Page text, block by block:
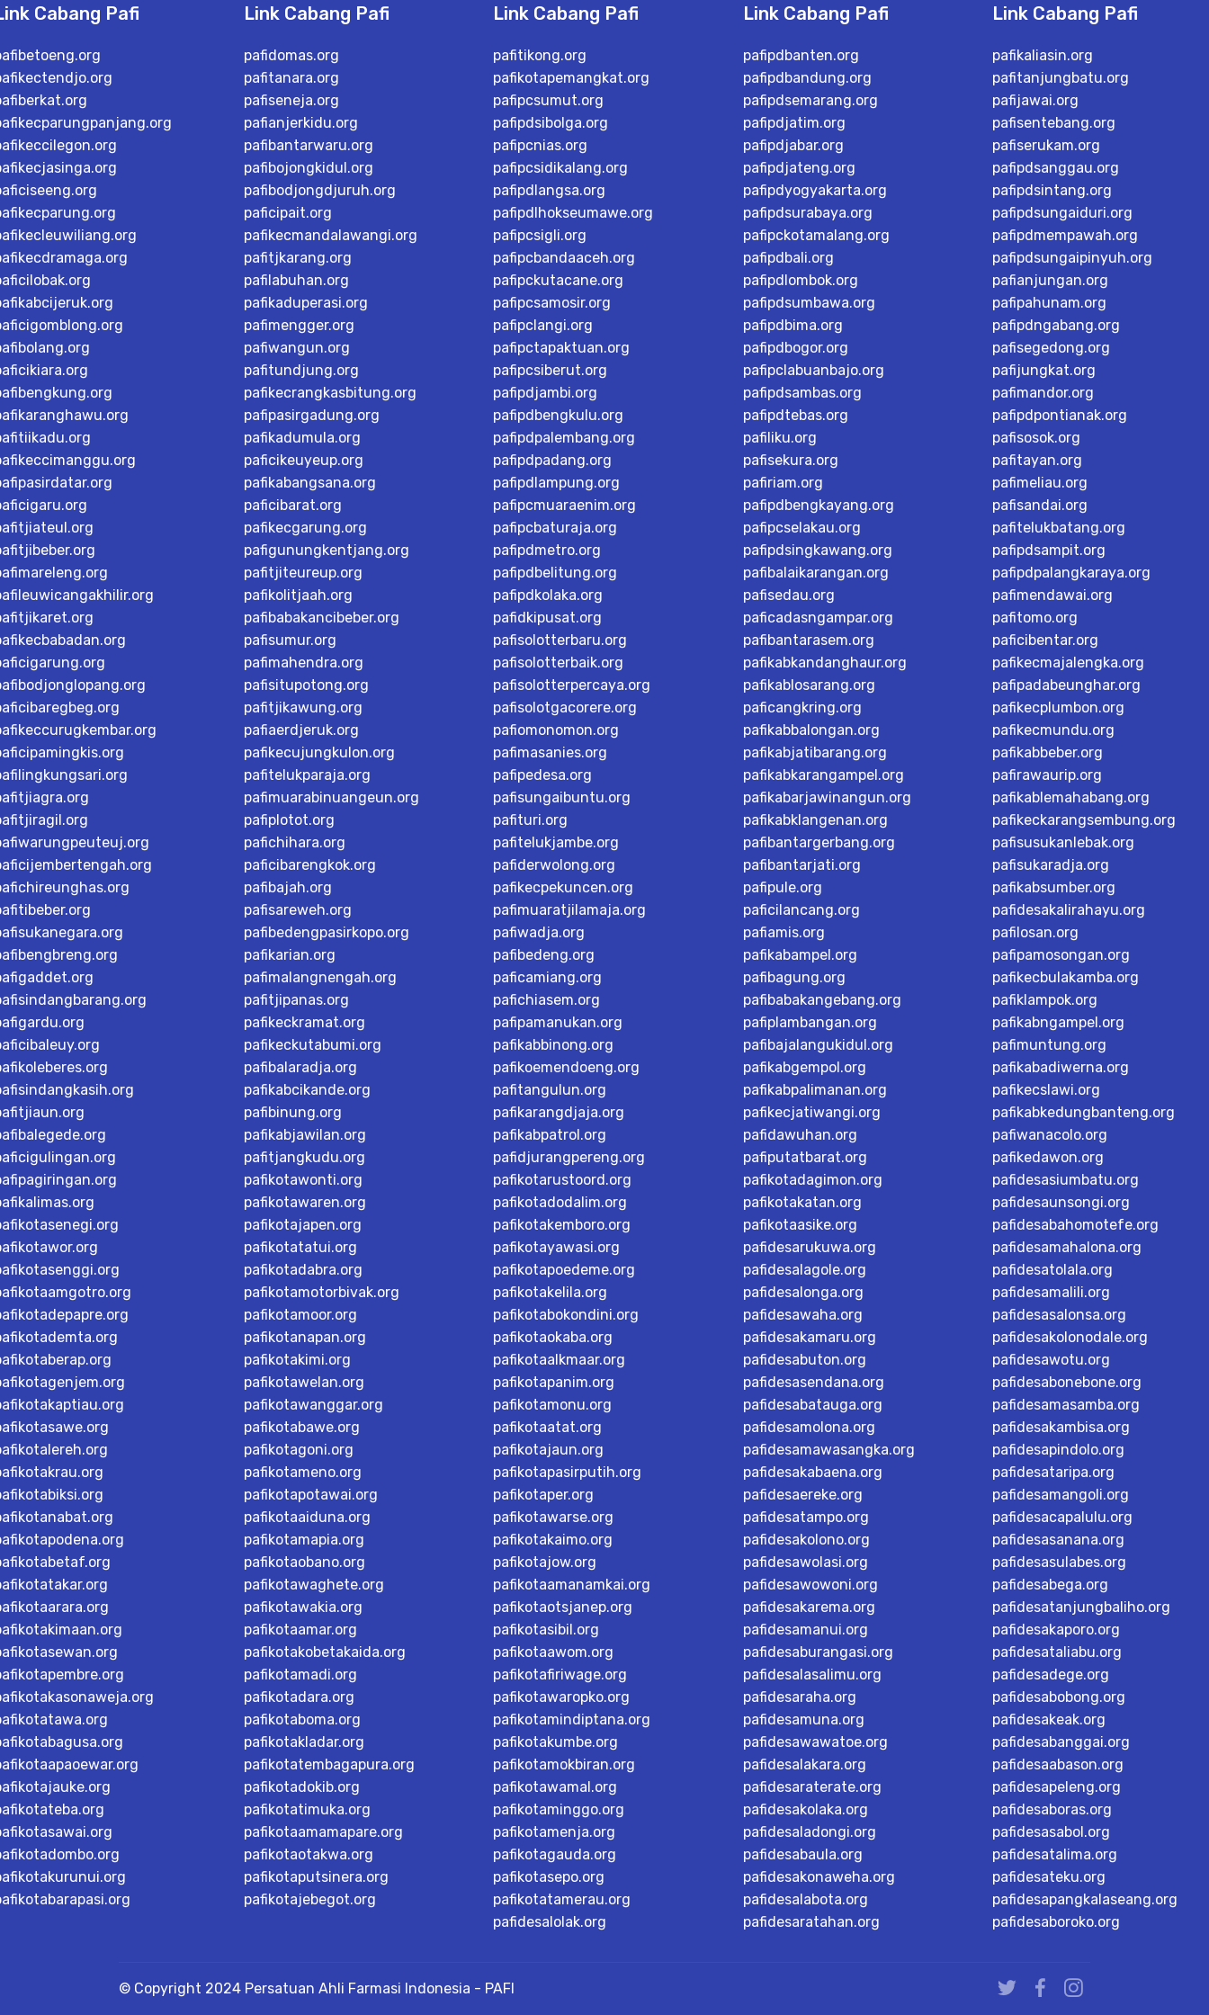
Cabang Pafi Link Cabang Pafi
pafidomas.org
pafitanara.org
pafiseneja.org
pafianjerkidu.org
pafibantarwaru.org
pafibojongkidul.org
pafibodjongdjuruh.org
paficipait.org
pafikecmandalawangi.org
pafitjkarang.org
pafilabuhan.org
pafikaduperasi.org
pafimengger.org
pafiwangun.org
pafitundjung.org
pafikecrangkasbitung.org
pafipasirgadung.org
pafikadumula.org
paficikeuyeup.org
pafikabangsana.org
paficibarat.org
pafikecgarung.org
pafigunungkentjang.org
pafitjiteureup.org
pafikolitjaah.org
pafibabakancibeber.org
pafisumur.org
pafimahendra.org
pafisitupotong.org
pafitjikawung.org
pafiaerdjeruk.org
pafikecujungkulon.org
pafitelukparaja.org
pafimuarabinuangeun.org
pafiplotot.org
pafichihara.org
paficibarengkok.org
pafibajah.org
pafisareweh.org
pafibedengpasirkopo.org
pafikarian.org
pafimalangnengah.org
pafitjipanas.org
pafikeckramat.org
pafikeckutabumi.org
pafibalaradja.org
pafikabcikande.org
pafibinung.org
pafikabjawilan.org
pafitjangkudu.org
pafikotawonti.org
pafikotawaren.org
pafikotajapen.org
pafikotatatui.org
pafikotadabra.org
pafikotamotorbivak.org
pafikotamoor.org
pafikotanapan.org
pafikotakimi.org
pafikotawelan.org
pafikotawanggar.org
pafikotabawe.org
pafikotagoni.org
pafikotameno.org
pafikotapotawai.org
pafikotaaiduna.org
pafikotamapia.org
pafikotaobano.org
pafikotawaghete.org
pafikotawakia.org
pafikotaamar.org
pafikotakobetakaida.org
pafikotamadi.org
pafikotadara.org
pafikotaboma.org
pafikotakladar.org
pafikotatembagapura.org
pafikotadokib.org
pafikotatimuka.org
pafikotaamamapare.org
pafikotaotakwa.org
pafikotaputsinera.org
pafikotajebegot.org
Link Cabang Pafi
pafitikong.org
pafikotapemangkat.org
pafipcsumut.org
pafipdsibolga.org
pafipcnias.org
pafipcsidikalang.org
pafipdlangsa.org
pafipdlhokseumawe.org
pafipcsigli.org
pafipcbandaaceh.org
pafipckutacane.org
pafipcsamosir.org
pafipclangi.org
pafipctapaktuan.org
pafipcsiberut.org
pafipdjambi.org
pafipdbengkulu.org
pafipdpalembang.org
pafipdpadang.org
pafipdlampung.org
pafipcmuaraenim.org
pafipcbaturaja.org
pafipdmetro.org
pafipdbelitung.org
pafipdkolaka.org
pafidkipusat.org
pafisolotterbaru.org
pafisolotterbaik.org
pafisolotterpercaya.org
pafisolotgacorere.org
pafiomonomon.org
pafimasanies.org
pafipedesa.org
pafisungaibuntu.org
pafituri.org
pafitelukjambe.org
pafiderwolong.org
pafikecpekuncen.org
pafimuaratjilamaja.org
pafiwadja.org
pafibedeng.org
paficamiang.org
pafichiasem.org
pafipamanukan.org
pafikabbinong.org
pafikoemendoeng.org
pafitangulun.org
pafikarangdjaja.org
pafikabpatrol.org
pafidjurangpereng.org
pafikotarustoord.org
pafikotadodalim.org
pafikotakemboro.org
pafikotayawasi.org
pafikotapoedeme.org
pafikotakelila.org
pafikotabokondini.org
pafikotaokaba.org
pafikotaalkmaar.org
pafikotapanim.org
pafikotamonu.org
pafikotaatat.org
pafikotajaun.org
pafikotapasirputih.org
pafikotaper.org
pafikotawarse.org
pafikotakaimo.org
pafikotajow.org
pafikotaamanamkai.org
pafikotaotsjanep.org
pafikotasibil.org
pafikotaawom.org
pafikotafiriwage.org
pafikotawaropko.org
pafikotamindiptana.org
pafikotakumbe.org
pafikotamokbiran.org
pafikotawamal.org
pafikotaminggo.org
pafikotamenja.org
pafikotagauda.org
pafikotasepo.org
pafikotatamerau.org
pafidesalolak.org
Link Cabang Pafi
pafipdbanten.org
pafipdbandung.org
pafipdsemarang.org
pafipdjatim.org
pafipdjabar.org
pafipdjateng.org
pafipdyogyakarta.org
pafipdsurabaya.org
pafipckotamalang.org
pafipdbali.org
pafipdlombok.org
pafipdsumbawa.org
pafipdbima.org
pafipdbogor.org
pafipclabuanbajo.org
pafipdsambas.org
pafipdtebas.org
pafiliku.org
pafisekura.org
pafiriam.org
pafipdbengkayang.org
pafipcselakau.org
pafipdsingkawang.org
pafibalaikarangan.org
pafisedau.org
paficadasngampar.org
pafibantarasem.org
pafikabkandanghaur.org
pafikablosarang.org
paficangkring.org
pafikabbalongan.org
pafikabjatibarang.org
pafikabkarangampel.org
pafikabarjawinangun.org
pafikabklangenan.org
pafibantargerbang.org
pafibantarjati.org
pafipule.org
paficilancang.org
pafiamis.org
pafikabampel.org
pafibagung.org
pafibabakangebang.org
pafiplambangan.org
pafibajalangukidul.org
pafikabgempol.org
pafikabpalimanan.org
pafikecjatiwangi.org
pafidawuhan.org
pafiputatbarat.org
pafikotadagimon.org
pafikotakatan.org
pafikotaasike.org
pafidesarukuwa.org
pafidesalagole.org
pafidesalonga.org
pafidesawaha.org
pafidesakamaru.org
pafidesabuton.org
pafidesasendana.org
pafidesabatauga.org
pafidesamolona.org
pafidesamawasangka.org
pafidesakabaena.org
pafidesaereke.org
pafidesatampo.org
pafidesakolono.org
pafidesawolasi.org
pafidesawowoni.org
pafidesakarema.org
pafidesamanui.org
pafidesaburangasi.org
pafidesalasalimu.org
pafidesaraha.org
pafidesamuna.org
pafidesawawatoe.org
pafidesalakara.org
pafidesaraterate.org
pafidesakolaka.org
pafidesaladongi.org
pafidesabaula.org
pafidesakonaweha.org
pafidesalabota.org
pafidesaratahan.org
Link Cabang Pafi
pafikaliasin.org
pafitanjungbatu.org
pafijawai.org
pafisentebang.org
pafiserukam.org
pafipdsanggau.org
pafipdsintang.org
pafipdsungaiduri.org
pafipdmempawah.org
pafipdsungaipinyuh.org
pafianjungan.org
pafipahunam.org
pafipdngabang.org
pafisegedong.org
pafijungkat.org
pafimandor.org
pafipdpontianak.org
pafisosok.org
pafitayan.org
pafimeliau.org
pafisandai.org
pafitelukbatang.org
pafipdsampit.org
pafipdpalangkaraya.org
pafimendawai.org
pafitomo.org
paficibentar.org
pafikecmajalengka.org
pafipadabeunghar.org
pafikecplumbon.org
pafikecmundu.org
pafikabbeber.org
pafirawaurip.org
pafikablemahabang.org
pafikeckarangsembung.org
pafisusukanlebak.org
pafisukaradja.org
pafikabsumber.org
pafidesakalirahayu.org
pafilosan.org
pafipamosongan.org
pafikecbulakamba.org
pafiklampok.org
pafikabngampel.org
pafimuntung.org
pafikabadiwerna.org
pafikecslawi.org
pafikabkedungbanteng.org
pafiwanacolo.org
pafikedawon.org
pafidesasiumbatu.org
pafidesaunsongi.org
pafidesabahomotefe.org
pafidesamahalona.org
pafidesatolala.org
pafidesamalili.org
pafidesasalonsa.org
pafidesakolonodale.org
pafidesawotu.org
pafidesabonebone.org
pafidesamasamba.org
pafidesakambisa.org
pafidesapindolo.org
pafidesataripa.org
pafidesamangoli.org
pafidesacapalulu.org
pafidesasanana.org
pafidesasulabes.org
pafidesabega.org
pafidesatanjungbaliho.org
pafidesakaporo.org
pafidesataliabu.org
pafidesadege.org
pafidesabobong.org
pafidesakeak.org
pafidesabanggai.org
pafidesaabason.org
pafidesapeleng.org
pafidesaboras.org
pafidesasabol.org
pafidesatalima.org
pafidesateku.org
pafidesapangkalaseang.org
pafidesaboroko.org
© Copyright 2024 Persatuan Ahli Farmasi Indonesia - PAFI